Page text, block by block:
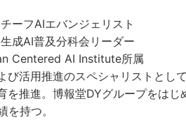
ーフAIエバンジェリスト
成AI普及分科会リーダー
Centered AI Institute所属
び活用推進のスペシャリストとし
を推進。博報堂DYグループをはじ
持つ。